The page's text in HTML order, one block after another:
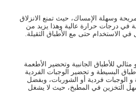
وسهلة الإمساك، حيث تمنع الانزلاق
في درجات حرارة عالية وهذا يزيد من
في الاستخدام حتى مع الأطباق الثقيلة.
16 سم و هو مثالي للأطباق الجانبية وتحضير الأطعمة
البسيطة و تحضير الوجبات الفردية
الوجبات فردية أو الشوربات، وبفضل
التخزين في المطبخ، حيث لا يشغل